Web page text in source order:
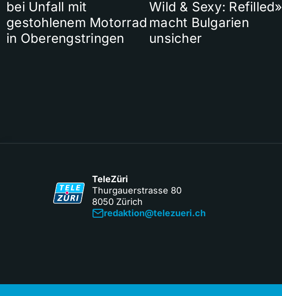
bei Unfall mit
gestohlenem Motorrad
in Oberengstringen
Wild & Sexy: Refilled»
macht Bulgarien
unsicher
TeleZüri
Thurgauerstrasse 80
8050 Zürich
redaktion@telezueri.ch